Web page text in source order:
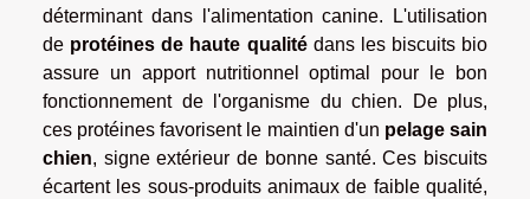
déterminant dans l'alimentation canine. L'utilisation
de protéines de haute qualitédans les biscuits bio
assure un apport nutritionnel optimal pour le bon
fonctionnement de l'organisme du chien. De plus,
ces protéines favorisent le maintien d'un pelage sain
chien, signe extérieur de bonne santé. Ces biscuits
écartent les sous-produits animaux de faible qualité,